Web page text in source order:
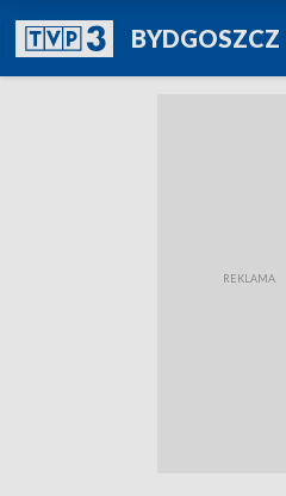
BYDGOSZCZ
TVP